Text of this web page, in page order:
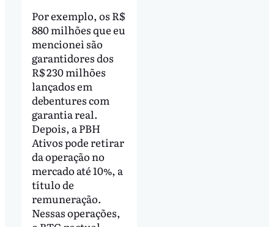
Por exemplo, os R$
880 milhões que eu
mencionei são
garantidores dos
R$ 230 milhões
lançados em
debentures com
garantia real.
Depois, a PBH
Ativos pode retirar
da operação no
mercado até 10%, a
título de
remuneração.
Nessas operações,